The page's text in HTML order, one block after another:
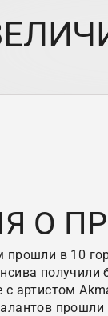
О
в 10
с артистом